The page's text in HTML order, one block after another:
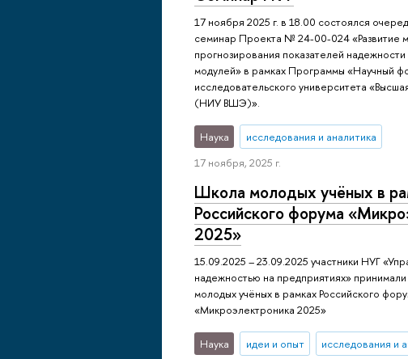
17 ноября 2025 г. в 18.00 состоялся
семинар Проекта № 24-00-024 «Развитие
прогнозирования показателей
модулей» в рамках Программы «Научный
исследовательского университета
(НИУ ВШЭ)».
Наука
исследования и аналитика
17 ноября, 2025 г.
Школа молодых учёных в
Российского форума
2025»
15.09.2025 – 23.09.2025 участники НУГ
надежностью на предприятиях»
молодых учёных в рамках Российского
«Микроэлектроника 2025»
Наука идеи и опыт исследования и